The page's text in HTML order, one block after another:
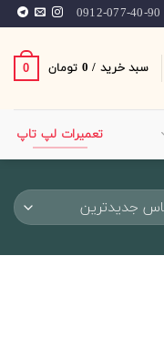
0912-077-40-90
سبد خرید / 0 تومان 0
تعمیرات لپ تاپ